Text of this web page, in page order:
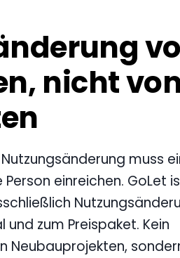
nicht
muss
einreichen. GoLet
zum Preispaket. Kein
Neubauprojekten,